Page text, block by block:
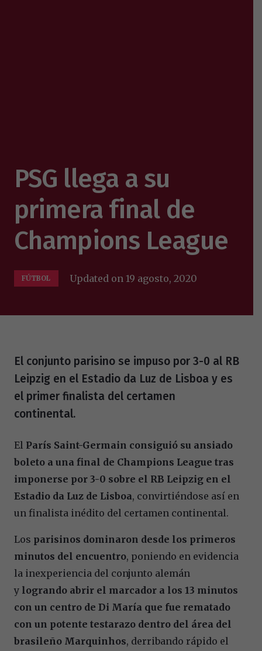
PSG llega a su
primera final de
Champions League
FÚTBOL Updated on 19 agosto, 2020
El conjunto parisino se impuso por 3-0 al RB
Leipzig en el Estadio da Luz de Lisboa y es
el primer finalista del certamen
continental.
El París Saint-Germain consiguió su ansiado
boleto a una final de Champions League tras
imponerse por 3-0 sobre el RB Leipzig en el
Estadio da Luz de Lisboa, convirtiéndose así en
un finalista inédito del certamen continental.
Los parisinos dominaron desde los primeros
minutos del encuentro, poniendo en evidencia
la inexperiencia del conjunto alemán
y logrando abrir el marcador a los 13 minutos
con un centro de Di María que fue rematado
con un potente testarazo dentro del área del
brasileño Marquinhos, derribando rápido el